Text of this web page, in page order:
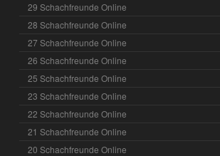
29 Schachfreunde Online
28 Schachfreunde Online
27 Schachfreunde Online
26 Schachfreunde Online
25 Schachfreunde Online
23 Schachfreunde Online
22 Schachfreunde Online
21 Schachfreunde Online
20 Schachfreunde Online